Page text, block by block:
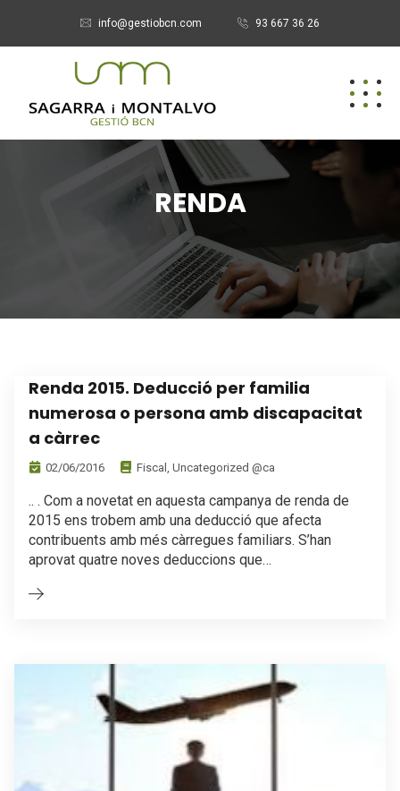
info@gestiobcn.com 93 667 36 26
RENDA
Renda 2015. Deducció per familia
numerosa o persona amb discapacitat
a càrrec
02/06/2016 Fiscal , Uncategorized @ca
.. . Com a novetat en aquesta campanya de renda de
2015 ens trobem amb una deducció que afecta
contribuents amb més càrregues familiars. S’han
aprovat quatre noves deduccions que…